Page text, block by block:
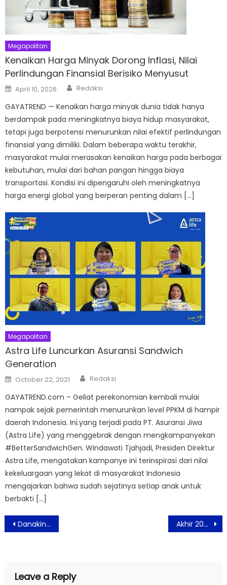
Megapolitan
Kenaikan Harga Minyak Dorong Inflasi, Nilai
Perlindungan Finansial Berisiko Menyusut
Posted
on
April 10, 2026 Author
Redaksi
GAYATREND — Kenaikan harga minyak dunia tidak hanya
berdampak pada meningkatnya biaya hidup masyarakat,
tetapi juga berpotensi menurunkan nilai efektif perlindungan
finansial yang dimiliki. Dalam beberapa waktu terakhir,
masyarakat mulai merasakan kenaikan harga pada berbagai
kebutuhan, mulai dari bahan pangan hingga biaya
transportasi. Kondisi ini dipengaruhi oleh meningkatnya
harga energi global yang berperan penting dalam […]
Megapolitan
Astra Life Luncurkan Asuransi Sandwich
Generation
Posted
on
October 22, 2021 Author
Redaksi
GAYATREND.com – Geliat perekonomian kembali mulai
nampak sejak pemerintah menurunkan level PPKM di hampir
daerah Indonesia. Ini.yang terjadi pada PT. Asuransi Jiwa
(Astra Life) yang menggebrak dengan mengkampanyekan
#BetterSandwichGen. Windawati Tjahjadi, Presiden Direktur
Astra Life, mengatakan kampanye ini terinspirasi dari nilai
kekeluargaan yang lekat di masyarakat Indonesia
mengajarkan bahwa sudah sejatinya setiap anak untuk
berbakti […]
Post
navigation
Danakini Menghadirkan Layanan Keuangan BerbasisTeknologi Akhir 2020, Generasi 90-an: Melankolia Tayang di Bioskop
Leave a Reply